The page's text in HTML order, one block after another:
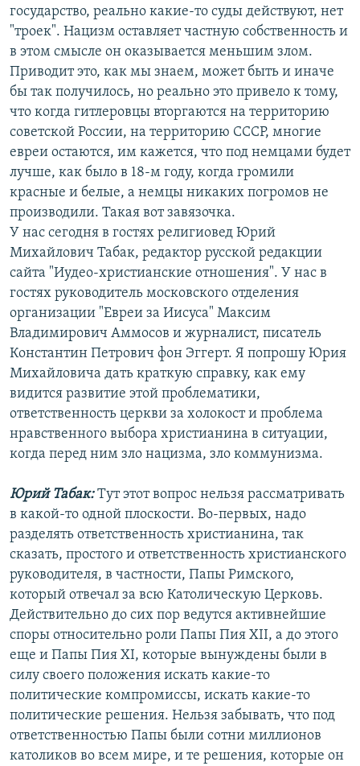
государство, реально какие-то суды действуют, нет
"троек". Нацизм оставляет частную собственность и
в этом смысле он оказывается меньшим злом.
Приводит это, как мы знаем, может быть и иначе
бы так получилось, но реально это привело к тому,
что когда гитлеровцы вторгаются на территорию
советской России, на территорию СССР, многие
евреи остаются, им кажется, что под немцами будет
лучше, как было в 18-м году, когда громили
красные и белые, а немцы никаких погромов не
производили. Такая вот завязочка.
У нас сегодня в гостях религиовед Юрий
Михайлович Табак, редактор русской редакции
сайта "Иудео-христианские отношения". У нас в
гостях руководитель московского отделения
организации "Евреи за Иисуса" Максим
Владимирович Аммосов и журналист, писатель
Константин Петрович фон Эггерт. Я попрошу Юрия
Михайловича дать краткую справку, как ему
видится развитие этой проблематики,
ответственность церкви за холокост и проблема
нравственного выбора христианина в ситуации,
когда перед ним зло нацизма, зло коммунизма.
Юрий Табак:Тут этот вопрос нельзя рассматривать
в какой-то одной плоскости. Во-первых, надо
разделять ответственность христианина, так
сказать, простого и ответственность христианского
руководителя, в частности, Папы Римского,
который отвечал за всю Католическую Церковь.
Действительно до сих пор ведутся активнейшие
споры относительно роли Папы Пия XII, а до этого
еще и Папы Пия XI, которые вынуждены были в
силу своего положения искать какие-то
политические компромиссы, искать какие-то
политические решения. Нельзя забывать, что под
ответственностью Папы были сотни миллионов
католиков во всем мире, и те решения, которые он